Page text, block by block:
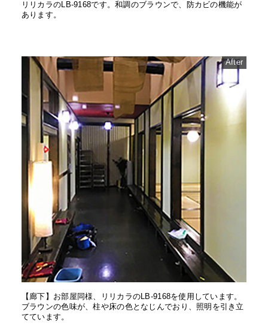
リリカラのLB-9168です。和調のブラウンで、防カビの機能が
あります。
After
【廊下】お部屋同様、リリカラのLB-9168を使用しています。
ブラウンの色味が、柱や床の色となじんでおり、照明を引き立
てています。